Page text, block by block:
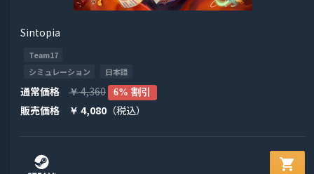
Sintopia
Team17
シミュレーション
日本語
通常価格 ￥4,360 6% 割引
販売価格 ￥ 4,080 （税込）
shopping_cart